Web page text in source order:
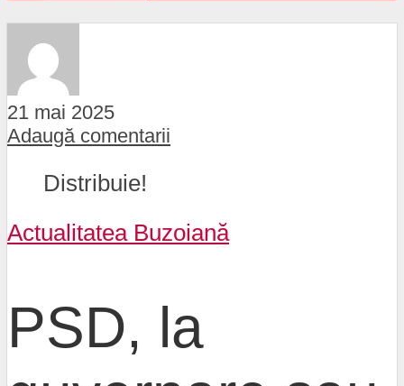
21 mai 2025
Adaugă comentarii
Distribuie!
Actualitatea Buzoiană
PSD, la